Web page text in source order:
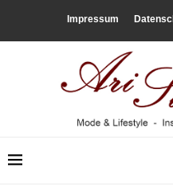
Impressum